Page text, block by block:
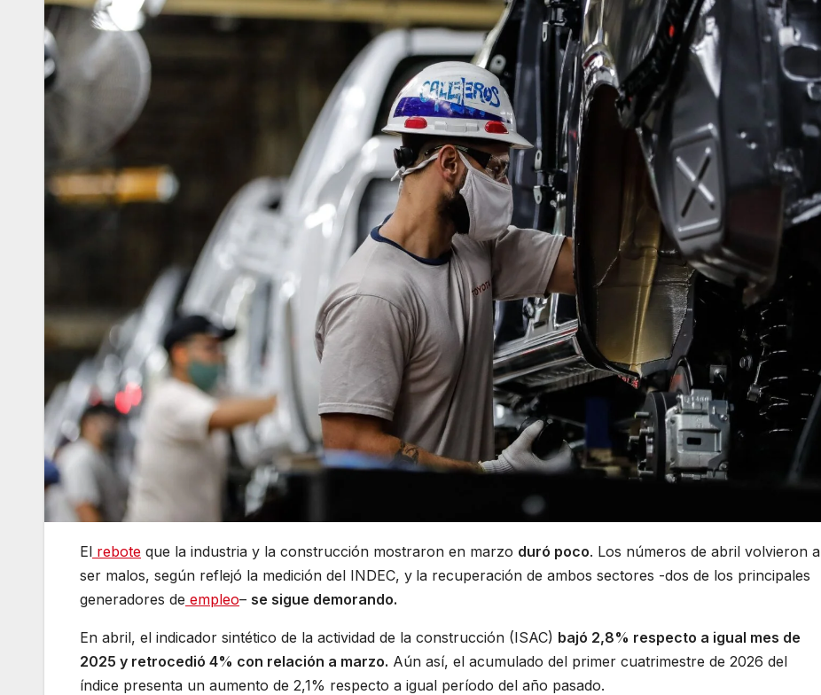
El rebote que la industria y la construcción mostraron en marzo duró poco. Los números de abril volvieron a
ser malos, según reflejó la medición del INDEC, y la recuperación de ambos sectores -dos de los principales
generadores de empleo– se sigue demorando.
En abril, el indicador sintético de la actividad de la construcción (ISAC) bajó 2,8% respecto a igual mes de
2025 y retrocedió 4% con relación a marzo. Aún así, el acumulado del primer cuatrimestre de 2026 del
índice presenta un aumento de 2,1% respecto a igual período del año pasado.